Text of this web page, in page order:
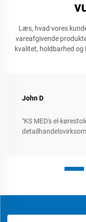
Læs, hvad vores
vareafgivende
kvalitet, holdbarhed
John D
"KS MED's el-